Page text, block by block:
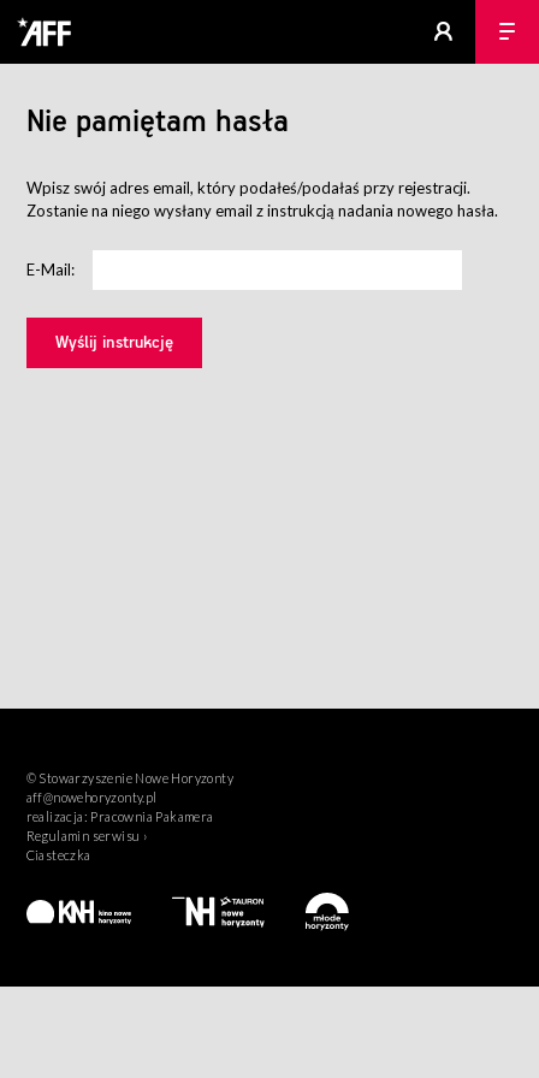
Nie pamiętam hasła
Wpisz swój adres email, który podałeś/podałaś przy rejestracji.
Zostanie na niego wysłany email z instrukcją nadania nowego hasła.
E-Mail:
© Stowarzyszenie Nowe Horyzonty
aff@nowehoryzonty.pl
realizacja: Pracownia Pakamera
Regulamin serwisu ›
Ciasteczka